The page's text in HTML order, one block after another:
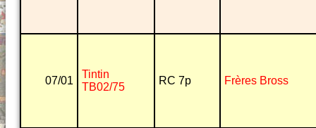
07/01
Tintin
TB02/75
RC 7p Frères Bross